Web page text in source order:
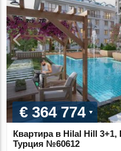
€ 364 774
Квартира в Hilal Hill
Турция №60612